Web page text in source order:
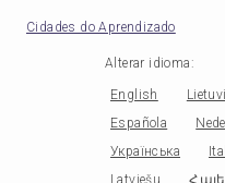
Cidades do Aprendizado
Alterar idioma :
English
Española
Українська
Latviešu